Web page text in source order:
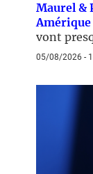
Maurel &
vont
05/08/2026 -